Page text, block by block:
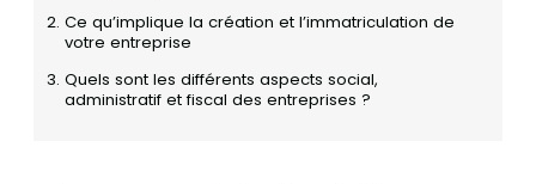
Ce qu’implique la création et l’immatriculation de
votre entreprise
Quels sont les différents aspects social,
administratif et fiscal des entreprises ?